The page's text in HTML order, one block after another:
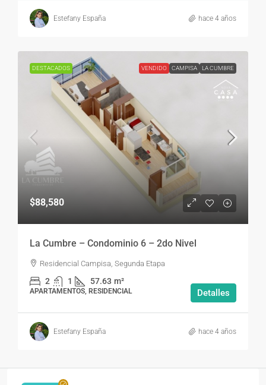
Estefany España hace 4 años
DESTACADOS VENDIDO CAMPISA LA CUMBRE
$88,580
La Cumbre – Condominio 6 – 2do Nivel
Residencial Campisa, Segunda Etapa
2 1 57.63 m²
APARTAMENTOS, RESIDENCIAL Detalles
Estefany España hace 4 años